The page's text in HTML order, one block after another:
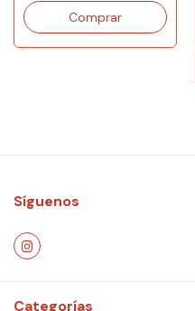
Síguenos
Categorías